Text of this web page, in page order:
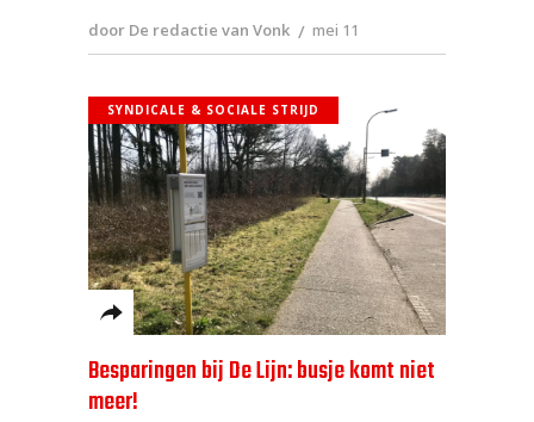
door De redactie van Vonk mei 11
SYNDICALE & SOCIALE STRIJD
Besparingen bij De Lijn: busje komt niet
meer!